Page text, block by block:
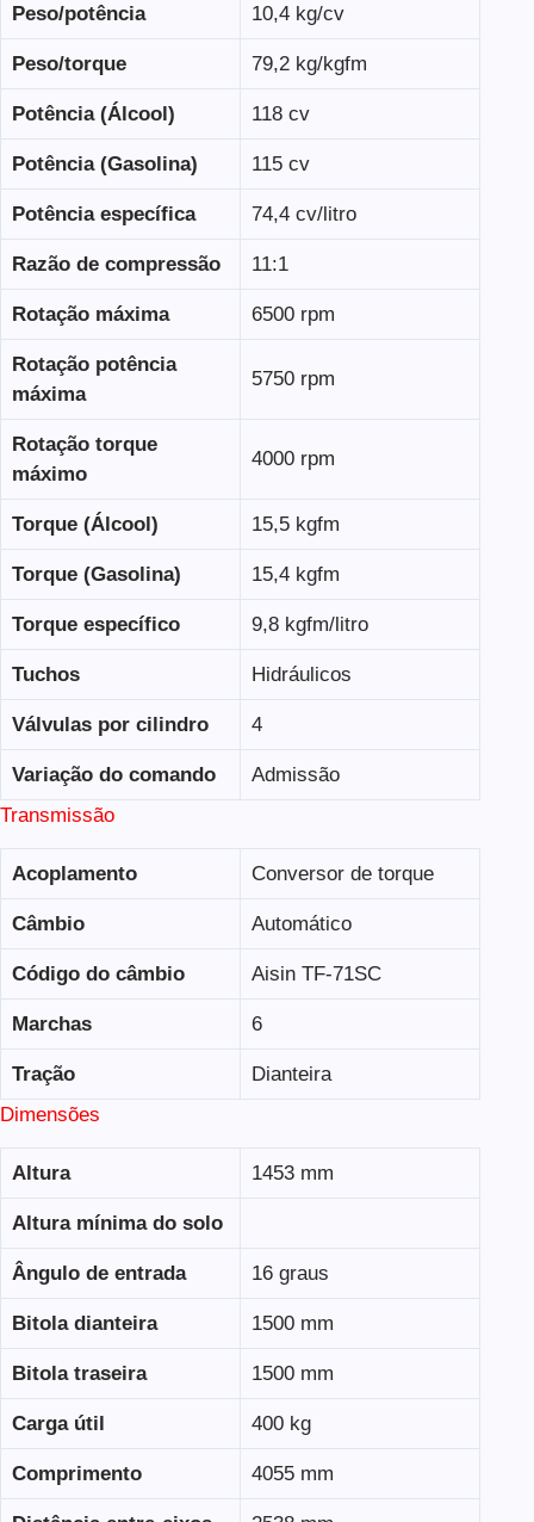
Peso/potência 10,4 kg/cv
Peso/torque 79,2 kg/kgfm
Potência (Álcool) 118 cv
Potência (Gasolina) 115 cv
Potência específica 74,4 cv/litro
Razão de compressão 11:1
Rotação máxima 6500 rpm
Rotação potência
máxima
5750 rpm
Rotação torque
máximo
4000 rpm
Torque (Álcool) 15,5 kgfm
Torque (Gasolina) 15,4 kgfm
Torque específico 9,8 kgfm/litro
Tuchos Hidráulicos
Válvulas por cilindro 4
Variação do comando
Admissão
Transmissão
Acoplamento Conversor de torque
Câmbio Automático
Código do câmbio Aisin TF-71SC
Marchas 6
Tração
Dianteira
Dimensões
Altura 1453 mm
Altura mínima do solo
Ângulo de entrada 16 graus
Bitola dianteira 1500 mm
Bitola traseira 1500 mm
Carga útil 400 kg
Comprimento 4055 mm